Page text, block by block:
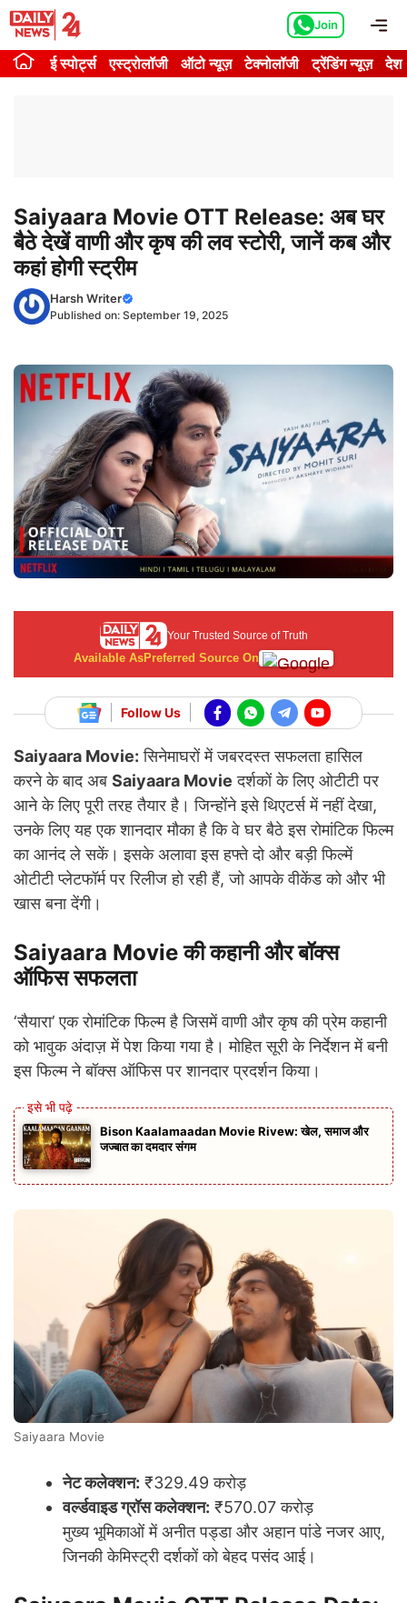
Skip
content
Join
ई स्पोर्ट्स एस्ट्रोलॉजी ऑटो न्यूज़ टेक्नोलॉजी ट्रेंडिंग न्यूज़ देश
Saiyaara Movie OTT Release: अब घर
बैठे देखें वाणी और कृष की लव स्टोरी, जानें कब और
कहां होगी स्ट्रीम
Harsh Writer
Published on: September 19, 2025
Your Trusted Source of Truth
Available AsPreferred Source On
Follow Us
Saiyaara Movie: सिनेमाघरों में जबरदस्त सफलता हासिल
करने के बाद अब Saiyaara Movie दर्शकों के लिए ओटीटी पर
आने के लिए पूरी तरह तैयार है। जिन्होंने इसे थिएटर्स में नहीं देखा,
उनके लिए यह एक शानदार मौका है कि वे घर बैठे इस रोमांटिक फिल्म
का आनंद ले सकें। इसके अलावा इस हफ्ते दो और बड़ी फिल्में
ओटीटी प्लेटफॉर्म पर रिलीज हो रही हैं, जो आपके वीकेंड को और भी
खास बना देंगी।
Saiyaara Movie की कहानी और बॉक्स
ऑफिस सफलता
‘सैयारा’ एक रोमांटिक फिल्म है जिसमें वाणी और कृष की प्रेम कहानी
को भावुक अंदाज़ में पेश किया गया है। मोहित सूरी के निर्देशन में बनी
इस फिल्म ने बॉक्स ऑफिस पर शानदार प्रदर्शन किया।
Bison Kaalamaadan Movie Rivew: खेल, समाज और
जज्बात का दमदार संगम
Saiyaara Movie
नेट कलेक्शन: ₹329.49 करोड़
वर्ल्डवाइड ग्रॉस कलेक्शन: ₹570.07 करोड़
मुख्य भूमिकाओं में अनीत पड्डा और अहान पांडे नजर आए,
जिनकी केमिस्ट्री दर्शकों को बेहद पसंद आई।